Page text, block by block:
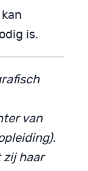
is.
van
zij haar